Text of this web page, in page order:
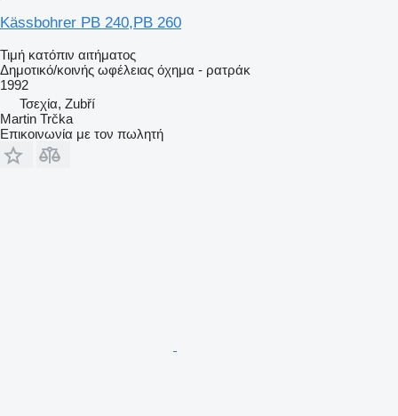
Kässbohrer PB 240,PB 260
Τιμή κατόπιν αιτήματος
Δημοτικό/κοινής ωφέλειας όχημα - ρατράκ
1992
Τσεχία, Zubří
Martin Trčka
Επικοινωνία με τον πωλητή